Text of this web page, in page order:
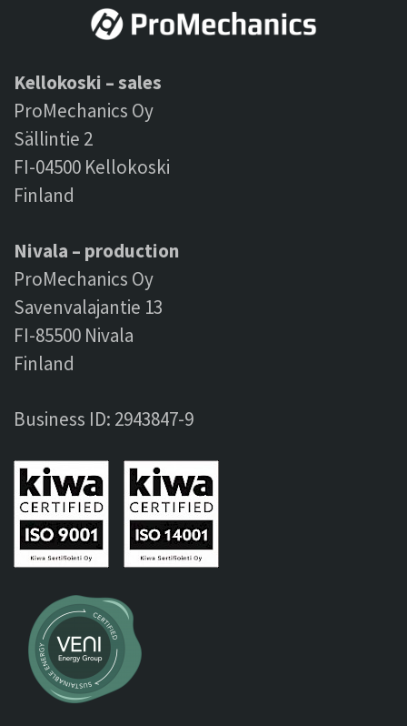
Kellokoski – sales
ProMechanics Oy
Sällintie 2
FI-04500 Kellokoski
Finland
Nivala – production
ProMechanics Oy
Savenvalajantie 13
FI-85500 Nivala
Finland
Business ID: 2943847-9